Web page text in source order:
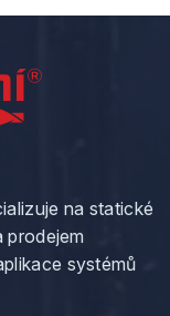
na statické
prodejem
systémů